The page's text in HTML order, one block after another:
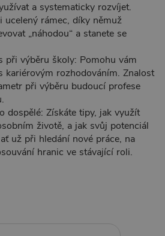
a systematicky rozvíjet.
rámec, díky němuž
„náhodou“ a stanete se
při výběru školy: Pomohu vám
kariérovým rozhodováním. Znalost
při výběru budoucí profese
dospělé: Získáte tipy, jak využít
životě, a jak svůj potenciál
už při hledání nové práce, na
hranic ve stávající roli.